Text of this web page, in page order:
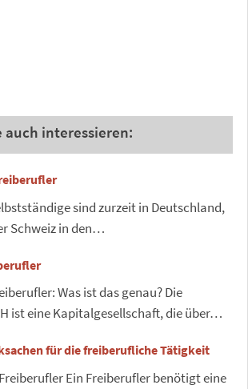
auch interessieren:
sind zurzeit in Deutschland,
Schweiz in den…
Was ist das genau? Die
ist eine Kapitalgesellschaft, die über…
für die freiberufliche Tätigkeit
Ein Freiberufler benötigt eine